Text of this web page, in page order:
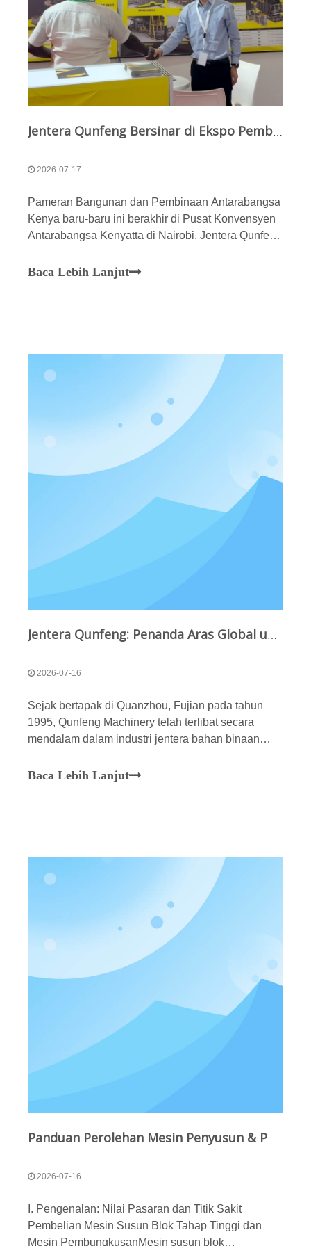
2026-07-17
Pameran Bangunan dan Pembinaan Antarabangsa
Kenya baru-baru ini berakhir di Pusat Konvensyen
Antarabangsa Kenyatta di Nairobi. Jentera Qunfeng
mempamerkan penyelesaian pembuatan blok
Baca Lebih Lanjut
2026-07-16
Sejak bertapak di Quanzhou, Fujian pada tahun
1995, Qunfeng Machinery telah terlibat secara
mendalam dalam industri jentera bahan binaan
'Jenama Global, Pembuatan Pintar Terkemuka.'Ia
Baca Lebih Lanjut
2026-07-16
I. Pengenalan: Nilai Pasaran dan Titik Sakit
Pembelian Mesin Susun Blok Tahap Tinggi dan
Mesin PembungkusanMesin susun blok